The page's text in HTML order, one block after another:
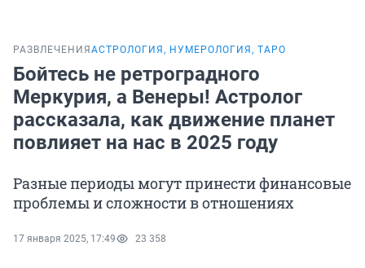
РАЗВЛЕЧЕНИЯ АСТРОЛОГИЯ, НУМЕРОЛОГИЯ, ТАРО
Бойтесь не ретроградного
Меркурия, а Венеры! Астролог
рассказала, как движение планет
повлияет на нас в 2025 году
Разные периоды могут принести финансовые
проблемы и сложности в отношениях
17 января 2025, 17:49 23 358